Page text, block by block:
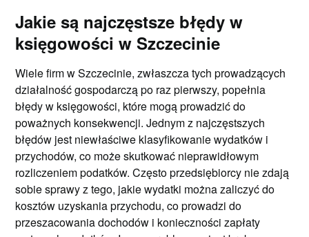
Jakie są najczęstsze błędy w
księgowości w Szczecinie
Wiele firm w Szczecinie, zwłaszcza tych prowadzących
działalność gospodarczą po raz pierwszy, popełnia
błędy w księgowości, które mogą prowadzić do
poważnych konsekwencji. Jednym z najczęstszych
błędów jest niewłaściwe klasyfikowanie wydatków i
przychodów, co może skutkować nieprawidłowym
rozliczeniem podatków. Często przedsiębiorcy nie zdają
sobie sprawy z tego, jakie wydatki można zaliczyć do
kosztów uzyskania przychodu, co prowadzi do
przeszacowania dochodów i konieczności zapłaty